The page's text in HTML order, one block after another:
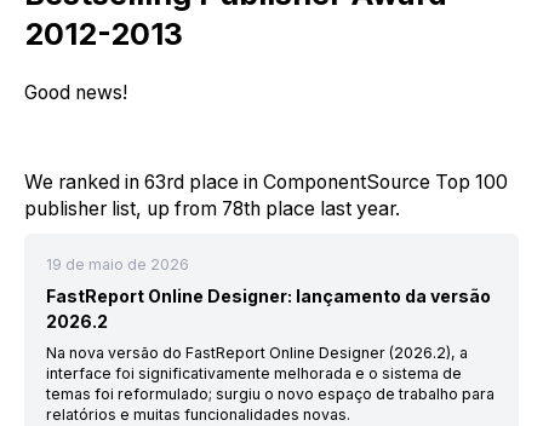
2012-2013
Good news!
We ranked in 63rd place in ComponentSource Top 100
publisher list, up from 78th place last year.
19 de maio de 2026
FastReport Online Designer: lançamento da versão
2026.2
Na nova versão do FastReport Online Designer (2026.2), a
interface foi significativamente melhorada e o sistema de
temas foi reformulado; surgiu o novo espaço de trabalho para
relatórios e muitas funcionalidades novas.